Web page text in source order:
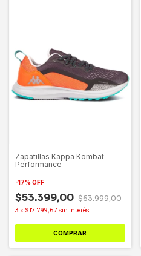
Zapatillas Kappa Kombat
Performance
-17% OFF
$53.399,00 $63.999,00
3 x $17.799,67 sin interés
COMPRAR